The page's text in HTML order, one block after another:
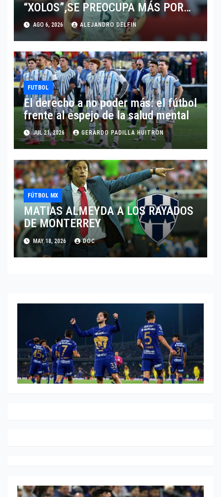
“XOLOS”,SE PREOCUPA MÁS POR
JUGAR EN SU EQUIPO.
AGO 6, 2026 ALEJANDRO DELFIN
FUTBOL
El derecho a no poder más: el fútbol
frente al espejo de la salud mental
JUL 21, 2026 GERARDO PADILLA HUITRON
FÚTBOL MX
MATIAS ALMEYDA A LOS RAYADOS
DE MONTERREY
MAY 18, 2026 DOC